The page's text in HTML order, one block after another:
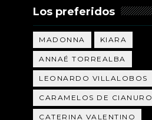
Los preferidos
MADONNA KIARA
ANNAÉ TORREALBA
LEONARDO VILLALOBOS
CARAMELOS DE CIANURO
CATERINA VALENTINO